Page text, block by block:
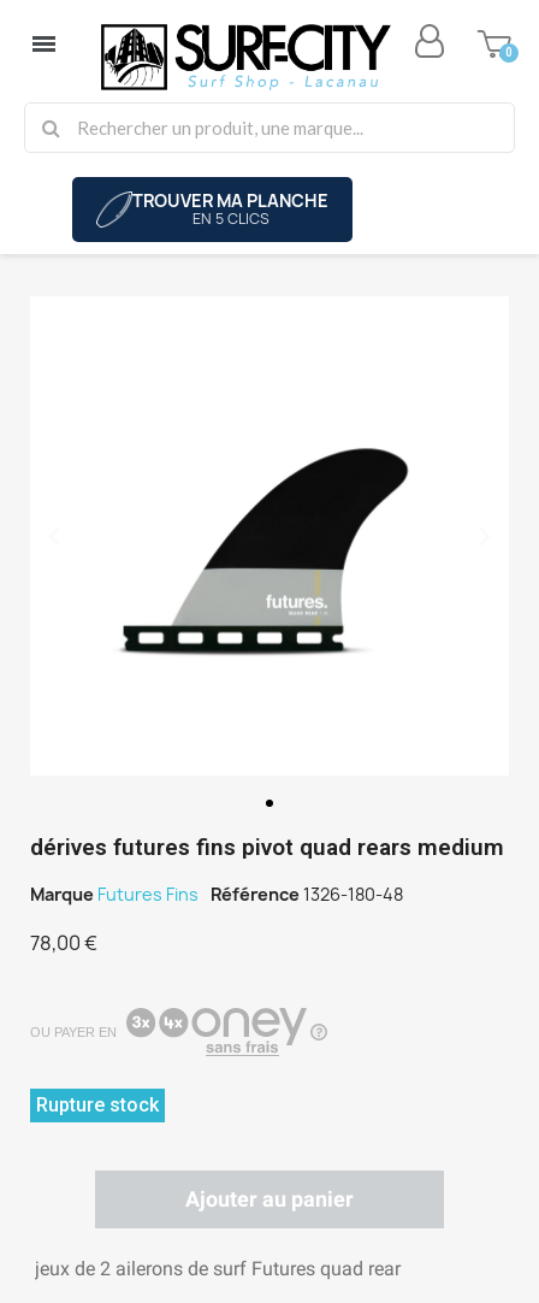
TROUVER MA PLANCHE
EN 5 CLICS
dérives futures fins pivot quad rears medium
Marque Futures Fins Référence 1326-180-48
78,00 €
OU PAYER EN
Rupture stock
Ajouter au panier
jeux de 2 ailerons de surf Futures quad rear